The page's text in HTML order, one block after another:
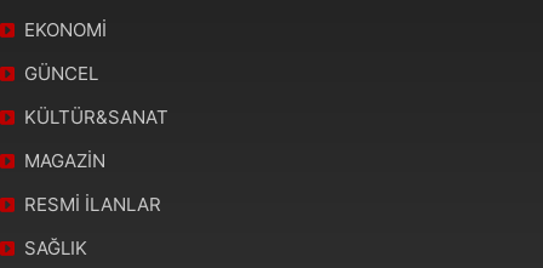
EKONOMİ
GÜNCEL
KÜLTÜR&SANAT
MAGAZİN
RESMİ İLANLAR
SAĞLIK